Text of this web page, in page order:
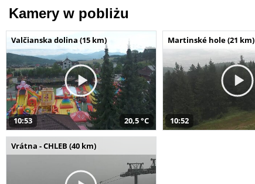
Kamery w pobliżu
Valčianska dolina (15 km)
10:53 20,5 °C
Martinské hole (21 km)
10:52
Vrátna - CHLEB (40 km)